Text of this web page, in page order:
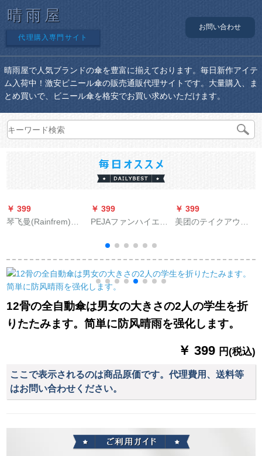
晴雨屋
代理購入専門サイト
お問い合わせ
晴雨屋で人気ブランドの傘を豊富に揃えております。毎日新作アイテ
ム入荷中！激安ビニール傘の販売通販代理サイトです。大量購入、ま
とめ買いで、ビニール傘を格安でお買い求めいただけます。
￥ 399
琴飞曼(Rainfrem)レ
反射力を向上させた
パイント桜パン大人
屋外ウォーク(ピンク
パウダー配合)
￥ 399
PEJAファンハイエン
ビジネ傘の二重に厚
い自動柄の傘ペアの
大きな傘の屋外ゴル
フ傘は非常に強い風
と雨兼用傘110 CMの
中号の二段の中で暗
いです。
￥ 399
美团のテイクアウ服
ュトレンミット半袖T
シャツ
12骨の全自動傘は男女の大きさの2人の学生を折
りたたみます。简単に防风晴雨を强化します。
￥ 399 円(税込)
ここで表示されるのは商品原価です。代理費用、送料等
はお問い合わせください。